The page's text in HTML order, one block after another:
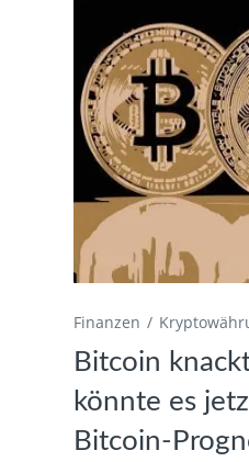
Finanzen
Bitcoin
könnte es
Bitcoin-